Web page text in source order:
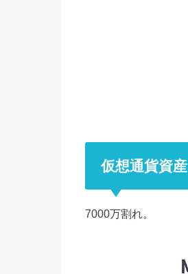
仮想通貨資産
7000万割れ。